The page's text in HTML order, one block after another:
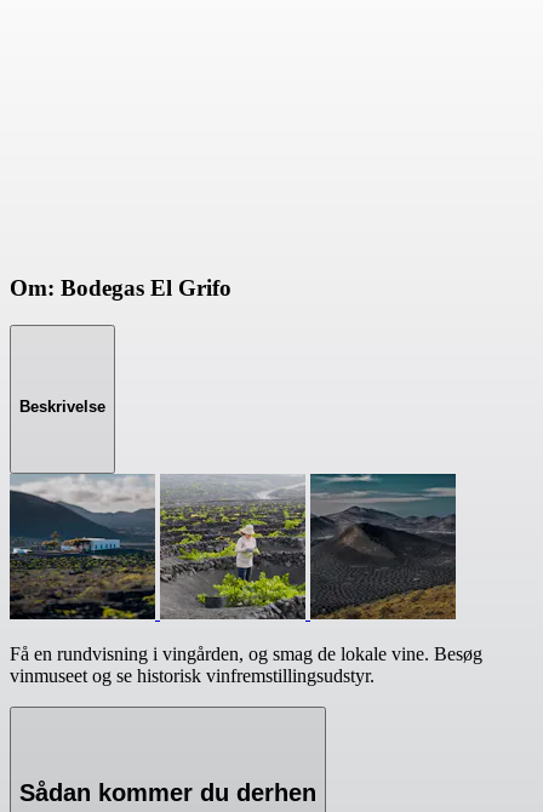
Om: Bodegas El Grifo
Beskrivelse
Få en rundvisning i vingården, og smag de lokale vine. Besøg
vinmuseet og se historisk vinfremstillingsudstyr.
Sådan kommer du derhen